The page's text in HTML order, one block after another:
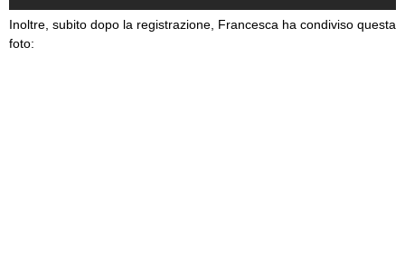
Inoltre, subito dopo la registrazione, Francesca ha condiviso questa
foto: